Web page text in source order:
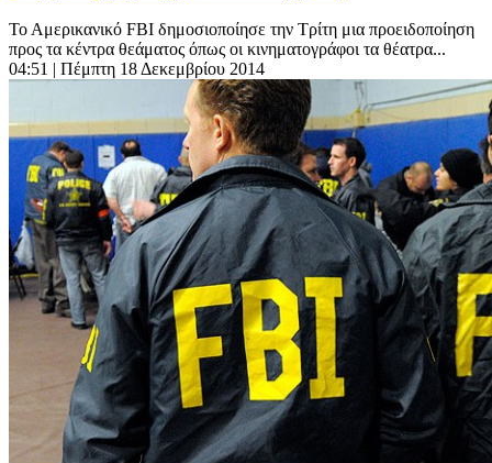
Το Αμερικανικό FBI δημοσιοποίησε την Τρίτη μια προειδοποίηση
προς τα κέντρα θεάματος όπως οι κινηματογράφοι τα θέατρα...
04:51 | Πέμπτη 18 Δεκεμβρίου 2014